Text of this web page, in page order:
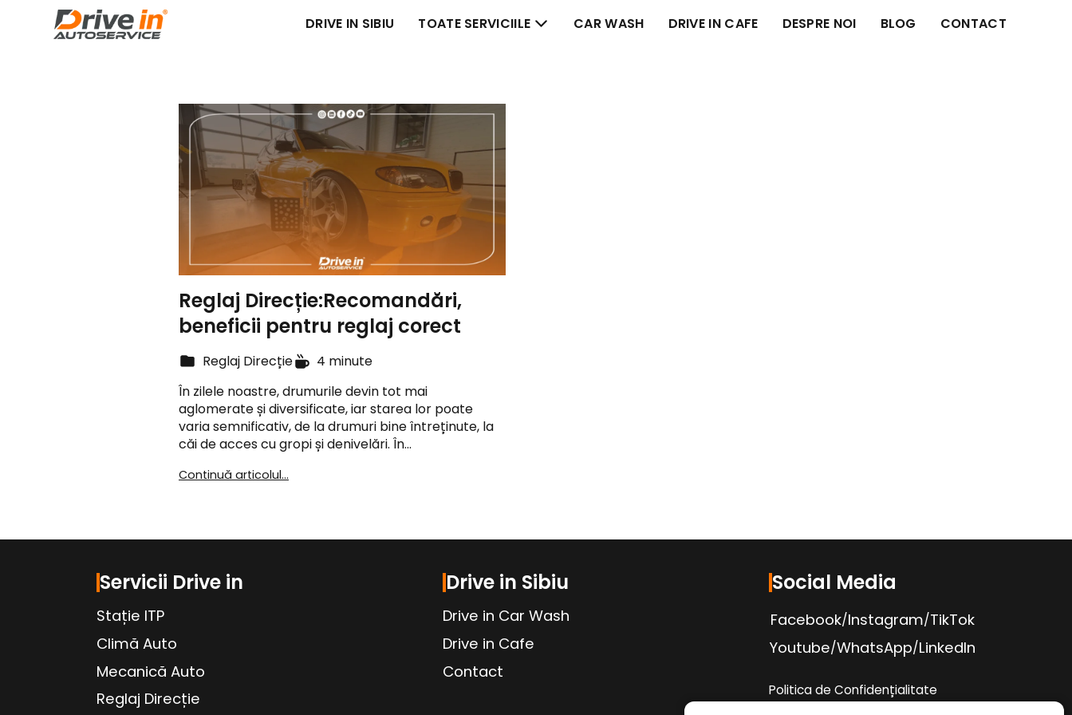
DRIVE IN SIBIU TOATE SERVICIILE CAR WASH DRIVE IN CAFE DESPRE NOI BLOG CONTACT
Reglaj Direcție:Recomandări,
beneficii pentru reglaj corect
Reglaj Direcție
4 minute
În zilele noastre, drumurile devin tot mai
aglomerate și diversificate, iar starea lor poate
varia semnificativ, de la drumuri bine întreținute, la
căi de acces cu gropi și denivelări. În…
Continuă articolul...
Servicii Drive in
Stație ITP
Climă Auto
Mecanică Auto
Reglaj Direcție
Drive in Sibiu
Drive in Car Wash
Drive in Cafe
Contact
Social Media
Facebook/Instagram/TikTok
Youtube/WhatsApp/LinkedIn
Politica de Confidențialitate